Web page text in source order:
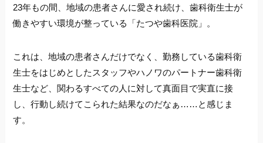
23年もの間、地域の患者さんに愛され続け、歯科衛生士が
働きやすい環境が整っている「たつや歯科医院」。
これは、地域の患者さんだけでなく、勤務している歯科衛
生士をはじめとしたスタッフやハノワのパートナー歯科衛
生士など、関わるすべての人に対して真面目で実直に接
し、行動し続けてこられた結果なのだなぁ……と感じま
す。